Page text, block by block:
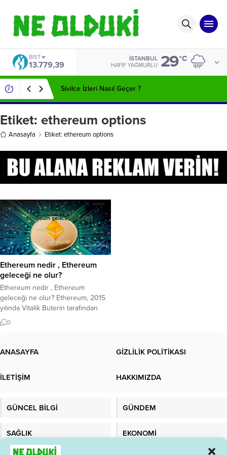
BIST
13.779,39
İSTANBUL
HAFIF YAĞMURLU 29°C
Sivilce İzleri Nasıl Geçer ?
Etiket: ethereum options
Anasayfa Etiket: ethereum options
Ethereum nedir , Ethereum
geleceği ne olur?
Ethereum nedir , Ethereum
geleceği ne olur? Ethereum, 2015
yılında Vitalik Buterin tarafından
geliştirilen ve akıllı sözleşmelerin
çalıştırılmasını sağlayan bir
Bitcoin gibi bir kripto para birimi
gerçekleştirilebileceği bir platform
(DApps) ve akıllı...
0
ANASAYFA GİZLİLİK POLİTİKASI
İLETİŞİM HAKKIMIZDA
GÜNCEL BİLGİ GÜNDEM
SAĞLIK EKONOMİ